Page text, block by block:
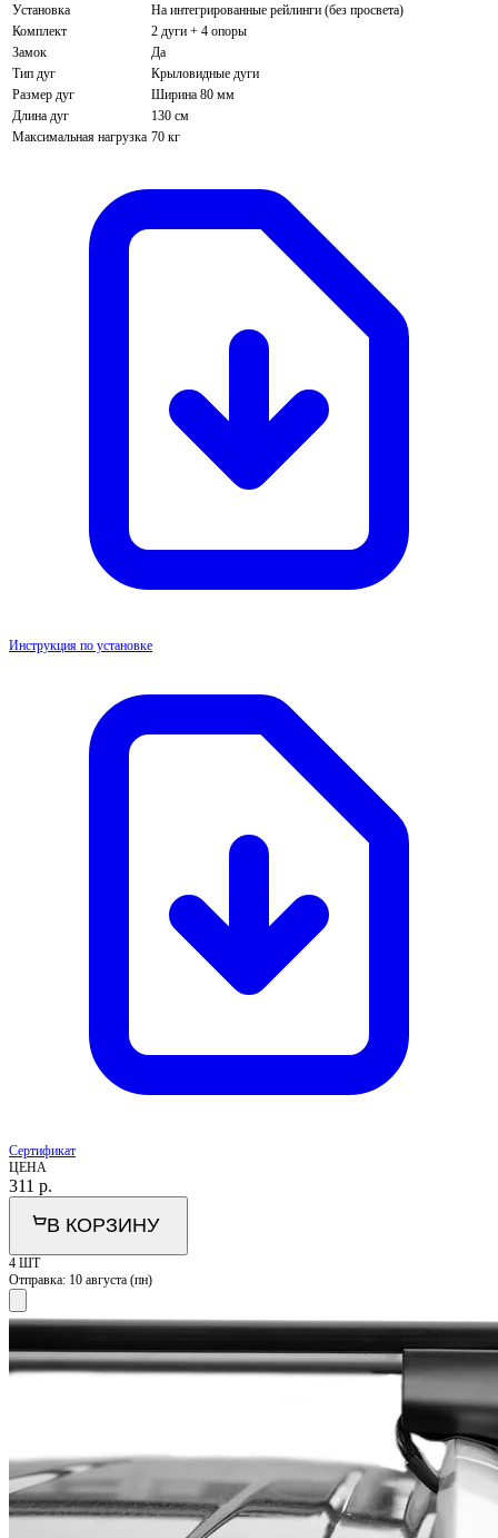
Установка
На интегрированные рейлинги (без просвета)
Комплект
2 дуги + 4 опоры
Замок
Да
Тип дуг
Крыловидные дуги
Размер дуг
Ширина 80 мм
Длина дуг
130 см
Максимальная нагрузка 70 кг
Инструкция по установке
Сертификат
ЦЕНА
311 р.
В КОРЗИНУ
4 ШТ
Отправка: 10 августа (пн)